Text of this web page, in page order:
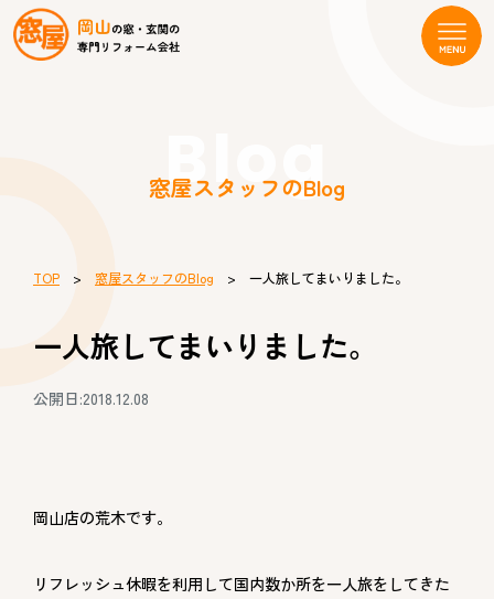
Blog
窓屋スタッフのBlog
TOP > 窓屋スタッフのBlog > 一人旅してまいりました。
一人旅してまいりました。
公開日:2018.12.08
岡山店の荒木です。
リフレッシュ休暇を利用して国内数か所を一人旅をしてきた